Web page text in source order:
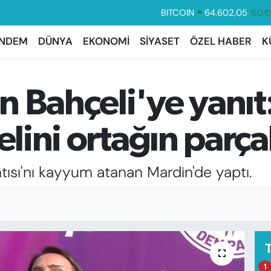
DOLAR 47,5986
EURO
55,0700
BİST100
13.768
BITCOIN
DÜNYA EKONOMİ SİYASET ÖZEL HABER
Bahçeli'ye
ortağın
kayyum atanan Mardin'de yaptı.
1